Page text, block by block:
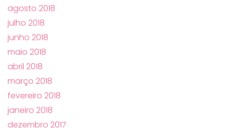
agosto 2018
julho 2018
junho 2018
maio 2018
abril 2018
março 2018
fevereiro 2018
janeiro 2018
dezembro 2017